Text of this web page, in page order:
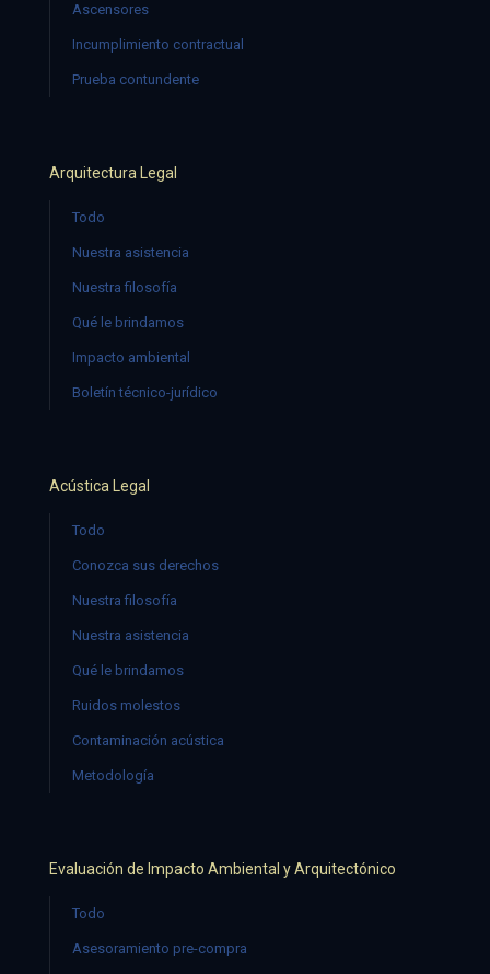
Ascensores
Incumplimiento contractual
Prueba contundente
Arquitectura Legal
Todo
Nuestra asistencia
Nuestra filosofía
Qué le brindamos
Impacto ambiental
Boletín técnico-jurídico
Acústica Legal
Todo
Conozca sus derechos
Nuestra filosofía
Nuestra asistencia
Qué le brindamos
Ruidos molestos
Contaminación acústica
Metodología
Evaluación de Impacto Ambiental y Arquitectónico
Todo
Asesoramiento pre-compra